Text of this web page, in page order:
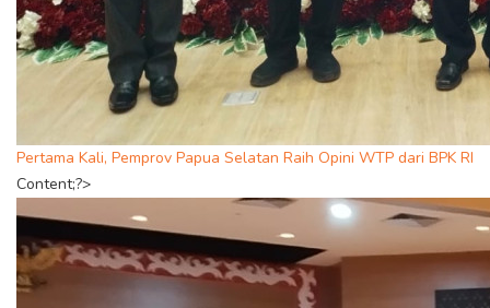
Pertama Kali, Pemprov Papua Selatan Raih Opini WTP dari BPK RI
Content;?>